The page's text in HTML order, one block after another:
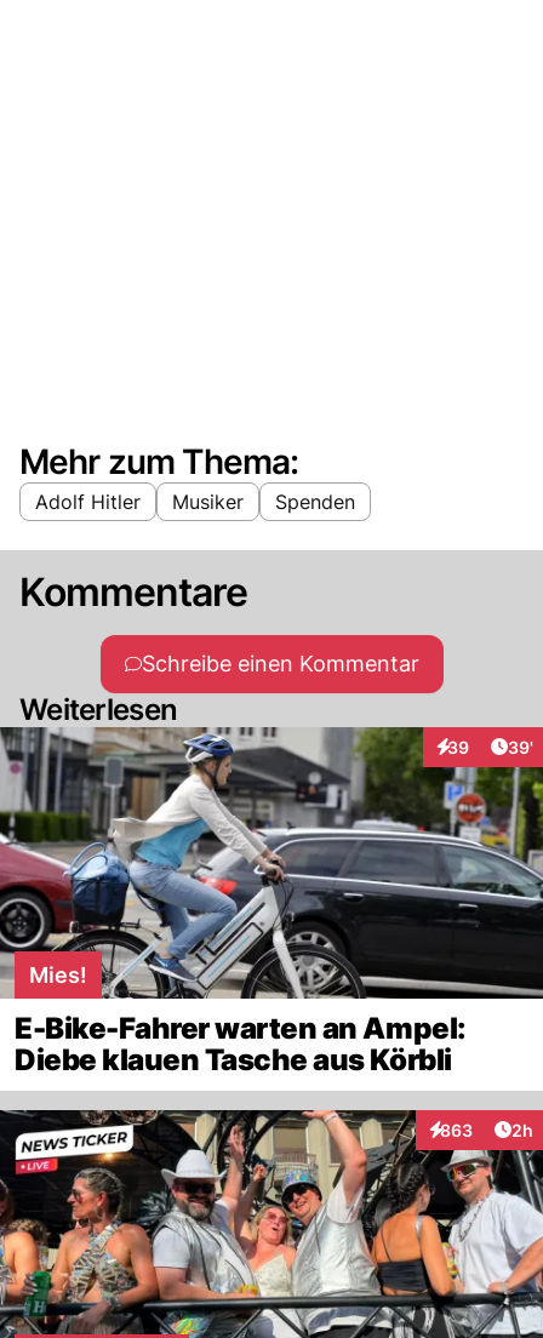
Mehr zum Thema:
Adolf Hitler Musiker Spenden
Kommentare
Schreibe einen Kommentar
Weiterlesen
39
Interaktionen
39'
Mies!
E-Bike-Fahrer warten an Ampel:
Diebe klauen Tasche aus Körbli
863
Interaktionen
2h